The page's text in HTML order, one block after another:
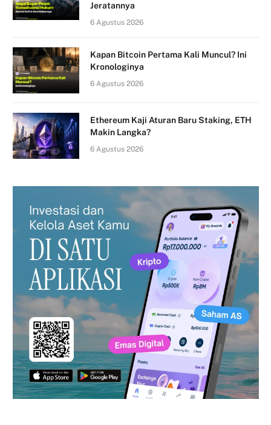
Jeratannya
6 Agustus 2026
Kapan Bitcoin Pertama Kali Muncul? Ini
Kronologinya
6 Agustus 2026
Ethereum Kaji Aturan Baru Staking, ETH
Makin Langka?
6 Agustus 2026